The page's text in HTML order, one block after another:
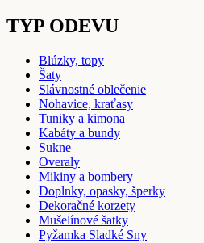
TYP ODEVU
Blúzky, topy
Šaty
Slávnostné oblečenie
Nohavice, kraťasy
Tuniky a kimona
Kabáty a bundy
Sukne
Overaly
Mikiny a bombery
Doplnky, opasky, šperky
Dekoračné korzety
Mušelínové šatky
Pyžamka Sladké Sny